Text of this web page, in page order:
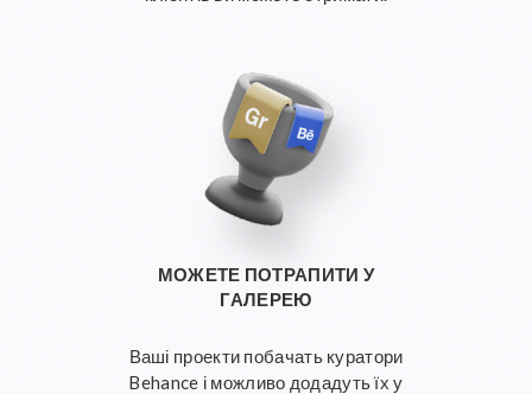
МОЖЕТЕ ПОТРАПИТИ У
ГАЛЕРЕЮ
Ваші проекти побачать куратори
Behance і можливо додадуть їх у